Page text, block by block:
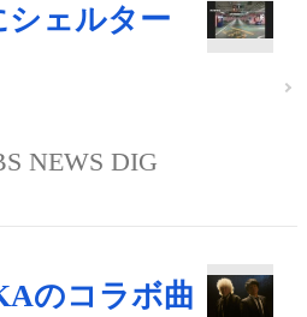
シェルター
NEWS DIG
のコラボ曲